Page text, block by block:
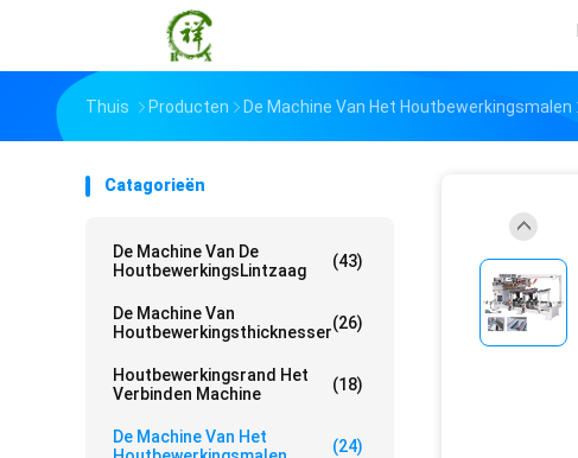
Thuis Producten De Machine Van Het Houtbewerkingsmalen
Catagorieën
De Machine Van De
HoutbewerkingsLintzaag
(43)
De Machine Van
Houtbewerkingsthicknesser(26)
Houtbewerkingsrand Het
Verbinden Machine
(18)
De Machine Van Het
(24)